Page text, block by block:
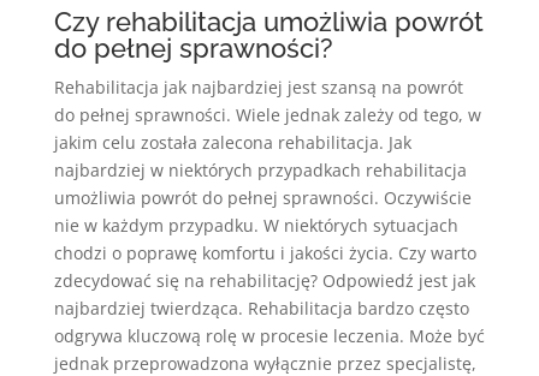
Czy rehabilitacja umożliwia powrót
do pełnej sprawności?
Rehabilitacja jak najbardziej jest szansą na powrót
do pełnej sprawności. Wiele jednak zależy od tego, w
jakim celu została zalecona rehabilitacja. Jak
najbardziej w niektórych przypadkach rehabilitacja
umożliwia powrót do pełnej sprawności. Oczywiście
nie w każdym przypadku. W niektórych sytuacjach
chodzi o poprawę komfortu i jakości życia. Czy warto
zdecydować się na rehabilitację? Odpowiedź jest jak
najbardziej twierdząca. Rehabilitacja bardzo często
odgrywa kluczową rolę w procesie leczenia. Może być
jednak przeprowadzona wyłącznie przez specjalistę,